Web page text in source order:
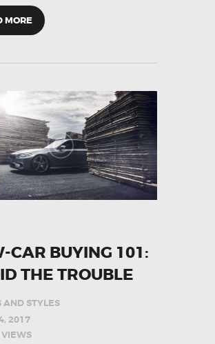
MORE
CAR BUYING 101:
THE TROUBLE
AND STYLES
2017
VIEWS